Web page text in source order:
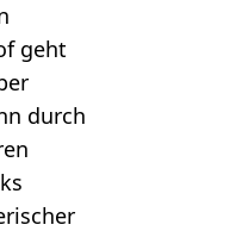
geht
durch